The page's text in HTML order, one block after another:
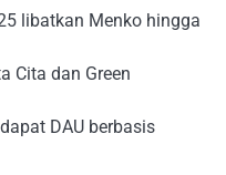
libatkan Menko hingga
Cita dan Green
DAU berbasis